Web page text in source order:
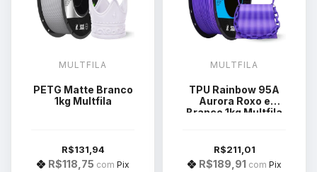
MULTFILA
PETG Matte Branco
1kg Multfila
R$131,94
R$118,75 com Pix
MULTFILA
TPU Rainbow 95A
Aurora Roxo e
Branco 1kg Multfila
R$211,01
R$189,91 com Pix